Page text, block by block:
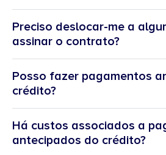
Preciso deslocar-me a
assinar o contrato?
Posso fazer pagamentos
crédito?
Há custos associados a
antecipados do crédito?